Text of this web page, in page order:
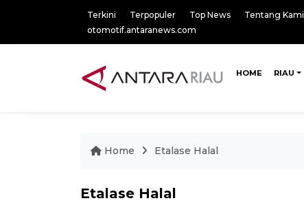
Terkini Terpopuler Top News Tentang Kami
otomotif.antaranews.com
HOME RIAU
Home Etalase Halal
Etalase Halal